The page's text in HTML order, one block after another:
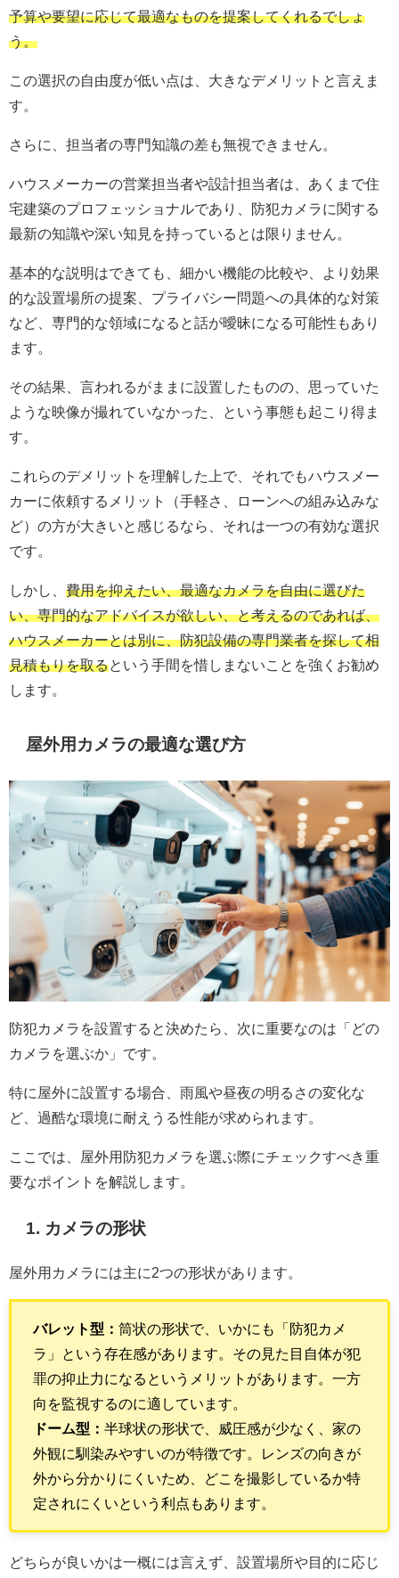
予算や要望に応じて最適なものを提案してくれるでしょ
う。
この選択の自由度が低い点は、大きなデメリットと言えま
す。
さらに、担当者の専門知識の差も無視できません。
ハウスメーカーの営業担当者や設計担当者は、あくまで住
宅建築のプロフェッショナルであり、防犯カメラに関する
最新の知識や深い知見を持っているとは限りません。
基本的な説明はできても、細かい機能の比較や、より効果
的な設置場所の提案、プライバシー問題への具体的な対策
など、専門的な領域になると話が曖昧になる可能性もあり
ます。
その結果、言われるがままに設置したものの、思っていた
ような映像が撮れていなかった、という事態も起こり得ま
す。
これらのデメリットを理解した上で、それでもハウスメー
カーに依頼するメリット（手軽さ、ローンへの組み込みな
ど）の方が大きいと感じるなら、それは一つの有効な選択
です。
しかし、 費用を抑えたい、最適なカメラを自由に選びた
い、専門的なアドバイスが欲しい、と考えるのであれば、
ハウスメーカーとは別に、防犯設備の専門業者を探して相
見積もりを取るという手間を惜しまないことを強くお勧め
します。
屋外用カメラの最適な選び方
防犯カメラを設置すると決めたら、次に重要なのは「どの
カメラを選ぶか」です。
特に屋外に設置する場合、雨風や昼夜の明るさの変化な
ど、過酷な環境に耐えうる性能が求められます。
ここでは、屋外用防犯カメラを選ぶ際にチェックすべき重
要なポイントを解説します。
1. カメラの形状
屋外用カメラには主に2つの形状があります。
バレット型： 筒状の形状で、いかにも「防犯カメ
ラ」という存在感があります。その見た目自体が犯
罪の抑止力になるというメリットがあります。一方
向を監視するのに適しています。
ドーム型： 半球状の形状で、威圧感が少なく、家の
外観に馴染みやすいのが特徴です。レンズの向きが
外から分かりにくいため、どこを撮影しているか特
定されにくいという利点もあります。
どちらが良いかは一概には言えず、設置場所や目的に応じ